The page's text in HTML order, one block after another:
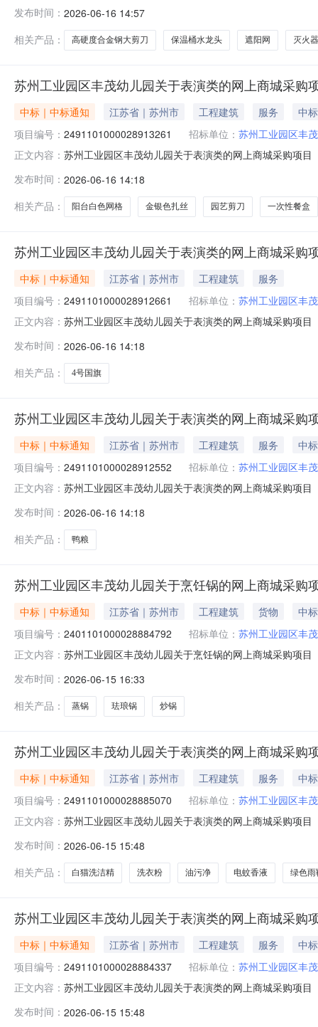
在行政区划名称:苏州市工业园区报价起止时间:-二、采
发布时间： 2026-06-16 14:57
相关产品：
高硬度合金钢大剪刀 保温桶水龙头 遮阳网 灭火
苏州工业园区丰茂幼儿园关于表演类的网上商城采购
中标｜中标通知 江苏省｜苏州市 工程建筑 服务
中
项目编号： 2491101000028913261 招标单位： 苏州工业园区丰
正文内容： 苏州工业园区丰茂幼儿园关于表演类的网上商城采购项
在行政区划名称:苏州市工业园区报价起止时间:-二、采
发布时间： 2026-06-16 14:18
相关产品：
阳台白色网格 金银色扎丝 园艺剪刀 一次性餐盒
苏州工业园区丰茂幼儿园关于表演类的网上商城采购
中标｜中标通知 江苏省｜苏州市 工程建筑
服务
项目编号： 2491101000028912661 招标单位： 苏州工业园区丰
正文内容： 苏州工业园区丰茂幼儿园关于表演类的网上商城采购项
在行政区划名称:苏州市工业园区报价起止时间:-二、采
发布时间： 2026-06-16 14:18
相关产品：
4号国旗
苏州工业园区丰茂幼儿园关于表演类的网上商城采购
中标｜中标通知 江苏省｜苏州市 工程建筑 服务
中
项目编号： 2491101000028912552 招标单位： 苏州工业园区丰
正文内容： 苏州工业园区丰茂幼儿园关于表演类的网上商城采购项
在行政区划名称:苏州市工业园区报价起止时间:-二、采
发布时间： 2026-06-16 14:18
相关产品：
鸭粮
苏州工业园区丰茂幼儿园关于烹饪锅的网上商城采购
中标｜中标通知 江苏省｜苏州市 工程建筑 货物
中
项目编号： 2401101000028884792 招标单位： 苏州工业园区丰
正文内容： 苏州工业园区丰茂幼儿园关于烹饪锅的网上商城采购项
在行政区划名称:苏州市工业园区报价起止时间:-二、采
发布时间： 2026-06-15 16:33
相关产品：
蒸锅 珐琅锅 炒锅
苏州工业园区丰茂幼儿园关于表演类的网上商城采购
中标｜中标通知 江苏省｜苏州市 工程建筑 服务
中
项目编号： 2491101000028885070 招标单位： 苏州工业园区丰
正文内容： 苏州工业园区丰茂幼儿园关于表演类的网上商城采购项
在行政区划名称:苏州市工业园区报价起止时间:-二、采
发布时间： 2026-06-15 15:48
相关产品：
白猫洗洁精 洗衣粉 油污净 电蚊香液 绿色雨
苏州工业园区丰茂幼儿园关于表演类的网上商城采购
中标｜中标通知 江苏省｜苏州市 工程建筑 服务
中
项目编号： 2491101000028884337 招标单位： 苏州工业园区丰
正文内容： 苏州工业园区丰茂幼儿园关于表演类的网上商城采购项
在行政区划名称:苏州市工业园区报价起止时间:-二、采
发布时间： 2026-06-15 15:48